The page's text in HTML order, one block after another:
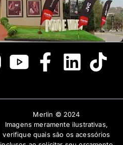
Merlin © 2024
Imagens meramente ilustrativas,
verifique quais são os acessórios